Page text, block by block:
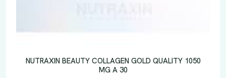
NUTRAXIN BEAUTY COLLAGEN GOLD QUALITY 1050
MG A 30